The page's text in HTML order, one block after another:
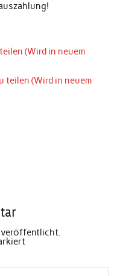
(Wird in neuem
teilen (Wird in neuem
veröffentlicht.